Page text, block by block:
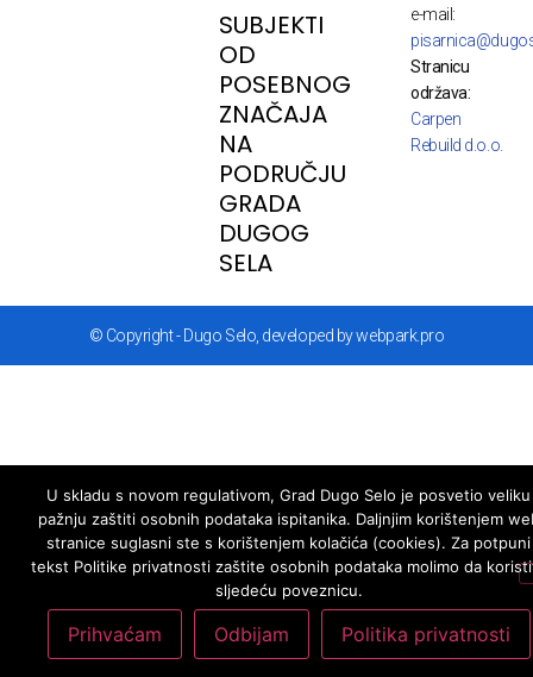
SUBJEKTI
OD
POSEBNOG
ZNAČAJA
NA
PODRUČJU
GRADA
DUGOG
SELA
e-mail:
Stranicu
održava:
Carpen
Rebuild d.o.o.
© Copyright - Dugo Selo, developed by webpark.pro
U skladu s novom regulativom, Grad Dugo Selo je posvetio veliku
pažnju zaštiti osobnih podataka ispitanika. Daljnjim korištenjem
stranice suglasni ste s korištenjem kolačića (cookies). Za potpuni
tekst Politike privatnosti zaštite osobnih podataka molimo da
sljedeću poveznicu.
Prihvaćam Odbijam Politika privatnosti